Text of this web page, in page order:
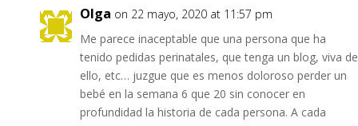
Olga on 22 mayo, 2020 at 11:57 pm
Me parece inaceptable que una persona que ha
tenido pedidas perinatales, que tenga un blog, viva de
ello, etc… juzgue que es menos doloroso perder un
bebé en la semana 6 que 20 sin conocer en
profundidad la historia de cada persona. A cada